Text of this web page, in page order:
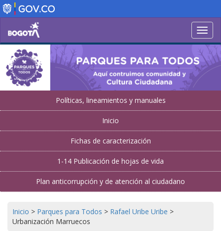
Pasar
al
contenido
principal
Políticas, lineamientos y manuales
Inicio
Fichas de caracterización
1-14 Publicación de hojas de vida
Plan anticorrupción y de atención al ciudadano
Inicio > Parques para Todos > Rafael Uribe Uribe >
Urbanización Marruecos